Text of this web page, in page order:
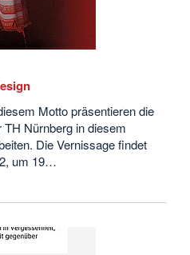
Motto präsentieren die
Nürnberg in diesem
Die Vernissage findet
um 19…